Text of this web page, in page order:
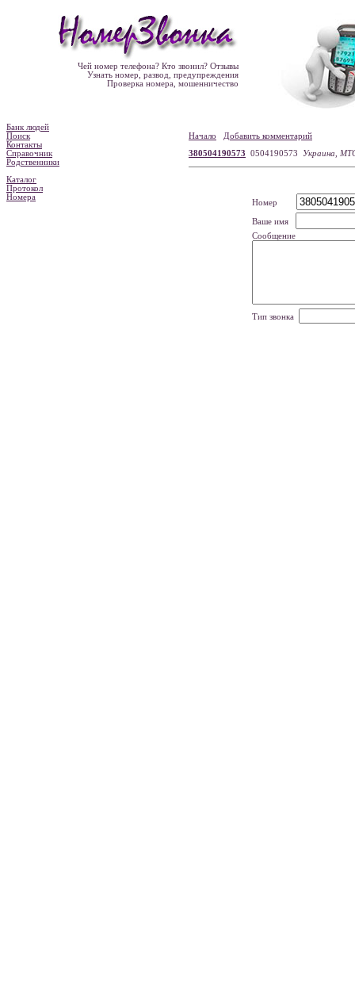
Чей номер телефона? Кто звонил? Отзывы
Узнать номер, развод, предупреждения
Проверка номера, мошенничество
Банк людей
Поиск
Контакты
Справочник
Родственники
Каталог
Протокол
Номера
Начало
Добавить комментарий
380504190573 0504190573 Украина,
Номер
Ваше имя
Сообщение
Тип звонка